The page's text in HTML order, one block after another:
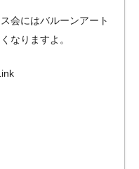
会にはバルーンアート
なりますよ。